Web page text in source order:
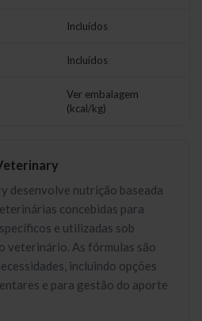
Incluídos
Incluídos
Ver embalagem
(kcal/kg)
desenvolve nutrição baseada
concebidas para
e utilizadas sob
veterinário. As fórmulas são
incluindo opções
e para gestão do aporte